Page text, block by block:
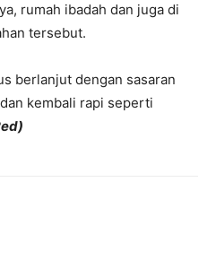
rumah ibadah dan juga di
tersebut.
berlanjut dengan sasaran
kembali rapi seperti